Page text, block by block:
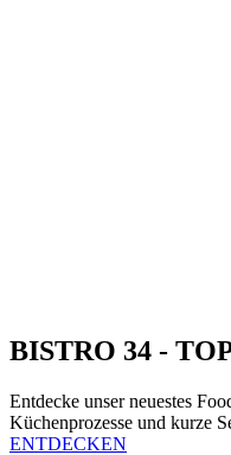
BISTRO 34 -
Entdecke unser neuestes
Küchenprozesse und kurze
ENTDECKEN